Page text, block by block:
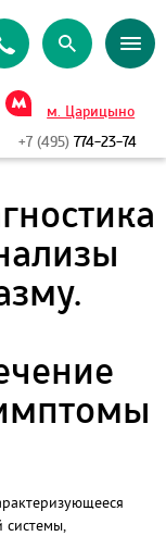
м. Царицыно
+7 (495) 774-23-74